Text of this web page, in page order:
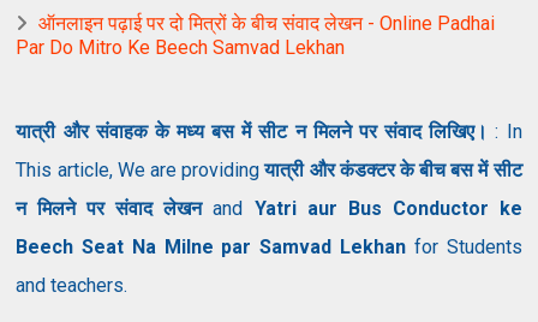
ऑनलाइन पढ़ाई पर दो मित्रों के बीच संवाद लेखन - Online Padhai
Par Do Mitro Ke Beech Samvad Lekhan
यात्री और संवाहक के मध्य बस में सीट न मिलने पर संवाद लिखिए। : In
This article, We are providingयात्री और कंडक्टर के बीच बस में सीट
न मिलने पर संवाद लेखनand Yatri aur Bus Conductor ke
Beech Seat Na Milne par Samvad Lekhan for Students
and teachers.